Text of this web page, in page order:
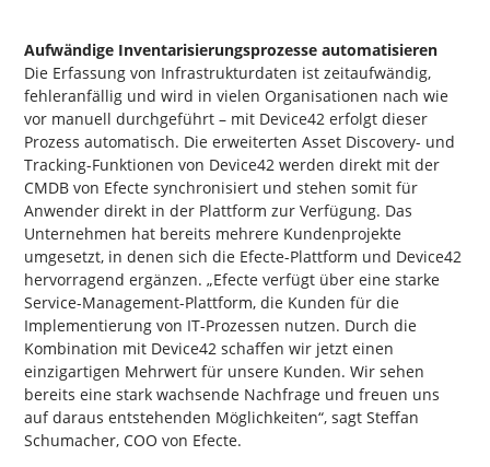
Aufwändige Inventarisierungsprozesse automatisieren
Die Erfassung von Infrastrukturdaten ist zeitaufwändig,
fehleranfällig und wird in vielen Organisationen nach wie
vor manuell durchgeführt – mit Device42 erfolgt dieser
Prozess automatisch. Die erweiterten Asset Discovery- und
Tracking-Funktionen von Device42 werden direkt mit der
CMDB von Efecte synchronisiert und stehen somit für
Anwender direkt in der Plattform zur Verfügung. Das
Unternehmen hat bereits mehrere Kundenprojekte
umgesetzt, in denen sich die Efecte-Plattform und Device42
hervorragend ergänzen. „Efecte verfügt über eine starke
Service-Management-Plattform, die Kunden für die
Implementierung von IT-Prozessen nutzen. Durch die
Kombination mit Device42 schaffen wir jetzt einen
einzigartigen Mehrwert für unsere Kunden. Wir sehen
bereits eine stark wachsende Nachfrage und freuen uns
auf daraus entstehenden Möglichkeiten“, sagt Steffan
Schumacher, COO von Efecte.